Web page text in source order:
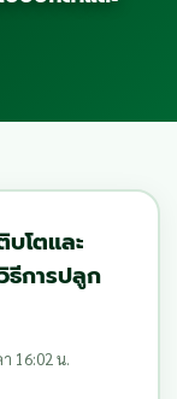
โตและ
การปลูก
16:02 น.